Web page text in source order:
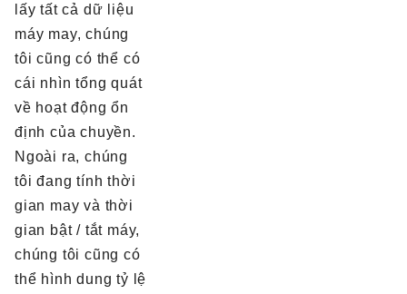
lấy tất cả dữ liệu
máy may, chúng
tôi cũng có thể có
cái nhìn tổng quát
về hoạt động ổn
định của chuyền.
Ngoài ra, chúng
tôi đang tính thời
gian may và thời
gian bật / tắt máy,
chúng tôi cũng có
thể hình dung tỷ lệ